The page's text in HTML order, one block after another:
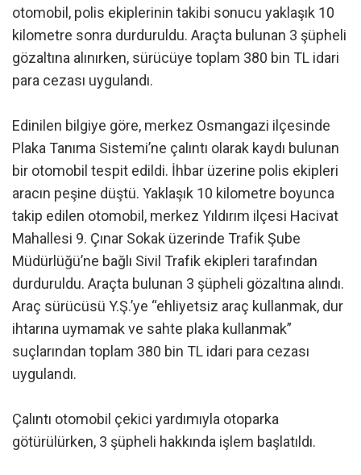
otomobil, polis ekiplerinin takibi sonucu yaklaşık 10
kilometre sonra durduruldu. Araçta bulunan 3 şüpheli
gözaltına alınırken, sürücüye toplam 380 bin TL idari
para cezası uygulandı.
Edinilen bilgiye göre, merkez Osmangazi ilçesinde
Plaka Tanıma Sistemi’ne çalıntı olarak kaydı bulunan
bir otomobil tespit edildi. İhbar üzerine polis ekipleri
aracın peşine düştü. Yaklaşık 10 kilometre boyunca
takip edilen otomobil, merkez Yıldırım ilçesi Hacivat
Mahallesi 9. Çınar Sokak üzerinde Trafik Şube
Müdürlüğü’ne bağlı Sivil Trafik ekipleri tarafından
durduruldu. Araçta bulunan 3 şüpheli gözaltına alındı.
Araç sürücüsü Y.Ş.’ye “ehliyetsiz araç kullanmak, dur
ihtarına uymamak ve sahte plaka kullanmak”
suçlarından toplam 380 bin TL idari para cezası
uygulandı.
Çalıntı otomobil çekici yardımıyla otoparka
götürülürken, 3 şüpheli hakkında işlem başlatıldı.